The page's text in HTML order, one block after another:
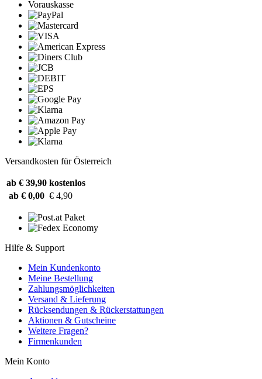
Vorauskasse
Versandkosten für Österreich
ab € 39,90 kostenlos
ab € 0,00 € 4,90
Hilfe & Support
Mein Kundenkonto
Meine Bestellung
Zahlungsmöglichkeiten
Versand & Lieferung
Rücksendungen & Rückerstattungen
Aktionen & Gutscheine
Weitere Fragen?
Firmenkunden
Mein Konto